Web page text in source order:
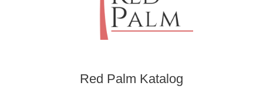
Red Palm Katalog